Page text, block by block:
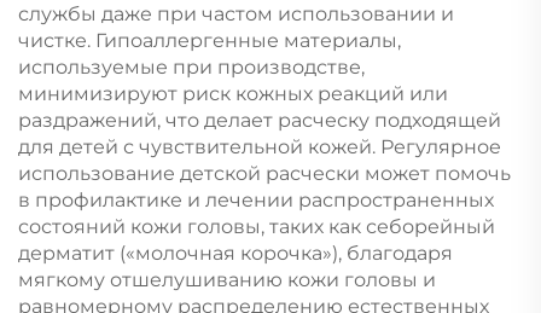
службы даже при частом использовании и
чистке. Гипоаллергенные материалы,
используемые при производстве,
минимизируют риск кожных реакций или
раздражений, что делает расческу подходящей
для детей с чувствительной кожей. Регулярное
использование детской расчески может помочь
в профилактике и лечении распространенных
состояний кожи головы, таких как себорейный
дерматит («молочная корочка»), благодаря
мягкому отшелушиванию кожи головы и
равномерному распределению естественных